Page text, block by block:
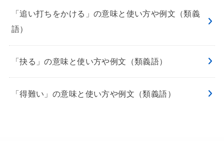
「追い打ちをかける」の意味と使い方や例文（類義
語）
「抉る」の意味と使い方や例文（類義語）
「得難い」の意味と使い方や例文（類義語）